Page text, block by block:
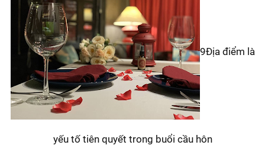
9Địa điểm là
yếu tố tiên quyết trong buổi cầu hôn